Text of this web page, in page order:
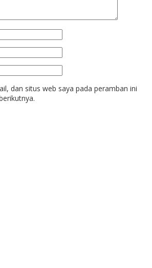
dan situs web saya pada peramban ini